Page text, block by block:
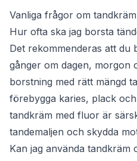
Vanliga frågor om tandkräm
Hur ofta ska jag borsta
Det rekommenderas att du
gånger om dagen, morgon
borstning med rätt mängd
förebygga karies, plack
tandkräm med fluor är
tandemaljen och skydda
Kan jag använda tandkräm